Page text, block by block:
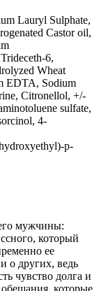
Lauryl Sulphate,
Castor oil,
6,
Wheat
EDTA, Sodium
Citronellol, +/-
sulfate,
4-
p-
мужчины:
который
ее
о других, ведь
чувство долга и